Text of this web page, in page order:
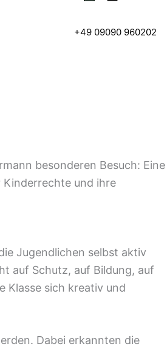
+49 09090 960202
besonderen Besuch: Eine
Kinderrechte und ihre
Jugendlichen selbst aktiv
auf Schutz, auf Bildung, auf
Klasse sich kreativ und
Dabei erkannten die